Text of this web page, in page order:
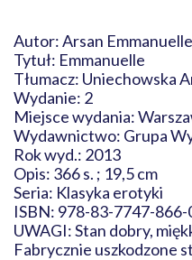
Autor: Arsan Emmanuelle
Tytuł: Emmanuelle
Tłumacz: Uniechowska
Wydanie: 2
Miejsce wydania:
Wydawnictwo: Grupa
Rok wyd.: 2013
Opis: 366 s. ; 19,5 cm
Seria: Klasyka erotyki
ISBN: 978-83-7747-866-
UWAGI: Stan dobry,
Fabrycznie uszkodzone